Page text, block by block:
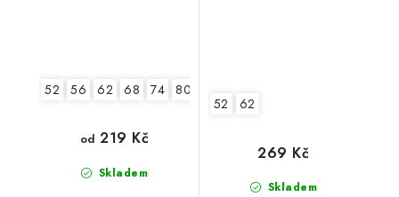
52 56 62 68 74 80
Skladem
od 219 Kč
52 62
Skladem
269 Kč